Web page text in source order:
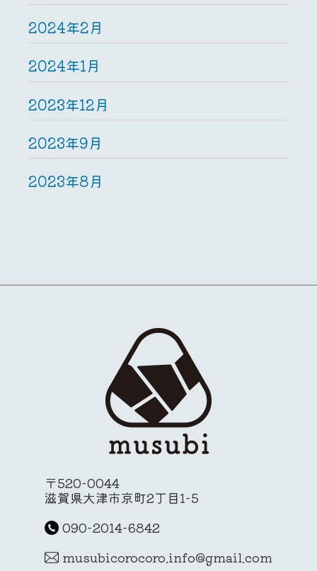
2024年2月
2024年1月
2023年12月
2023年9月
2023年8月
〒520-0044
滋賀県大津市京町2丁目1-5
090-2014-6842
musubicorocoro.info@gmail.com